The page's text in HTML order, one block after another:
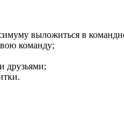
выложиться в
команду;
друзьями;